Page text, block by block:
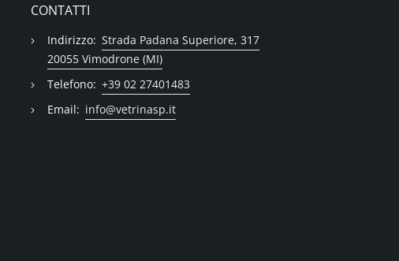
CONTATTI
Indirizzo: Strada Padana Superiore, 317
20055 Vimodrone (MI)
Telefono: +39 02 27401483
Email: info@vetrinasp.it